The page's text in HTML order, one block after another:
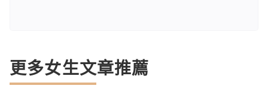
更多女生文章推薦